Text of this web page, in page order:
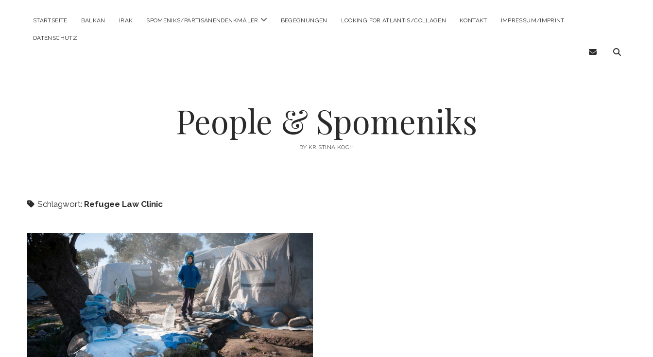
STARTSEITE BALKAN IRAK SPOMENIKS/PARTISANENDENKMÄLER Menü
BEGEGNUNGEN LOOKING FOR ATLANTIS/COLLAGEN KONTAKT IMPRESSUM/IMPRINT
DATENSCHUTZ
email
People & Spomeniks
BY KRISTINA KOCH
Schlagwort: Refugee Law Clinic